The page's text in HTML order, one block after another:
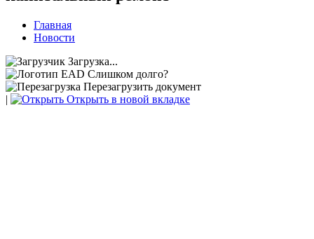
Главная
Новости
Загрузка...
Слишком долго?
Перезагрузить документ
|
Открыть в новой вкладке